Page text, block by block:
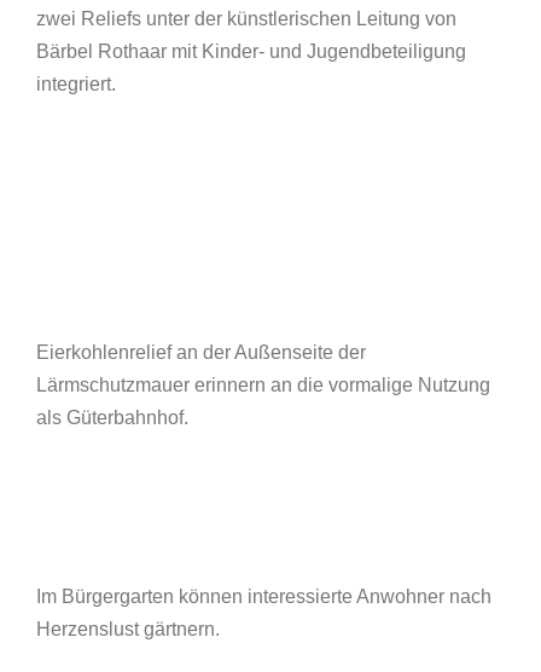
zwei Reliefs unter der künstlerischen Leitung von
Bärbel Rothaar mit Kinder- und Jugendbeteiligung
integriert.
Eierkohlenrelief an der Außenseite der
Lärmschutzmauer erinnern an die vormalige Nutzung
als Güterbahnhof.
Im Bürgergarten können interessierte Anwohner nach
Herzenslust gärtnern.